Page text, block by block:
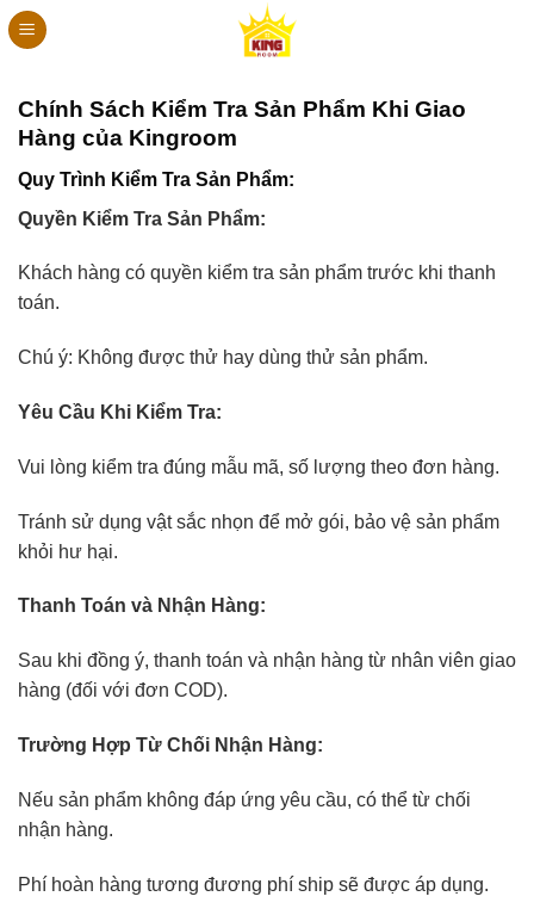
Bỏ
qua
dungChính Sách Kiểm Tra Sản Phẩm Khi Giao
Hàng của Kingroom
Quy Trình Kiểm Tra Sản Phẩm:
Quyền Kiểm Tra Sản Phẩm:
Khách hàng có quyền kiểm tra sản phẩm trước khi thanh
toán.
Chú ý: Không được thử hay dùng thử sản phẩm.
Yêu Cầu Khi Kiểm Tra:
Vui lòng kiểm tra đúng mẫu mã, số lượng theo đơn hàng.
Tránh sử dụng vật sắc nhọn để mở gói, bảo vệ sản phẩm
khỏi hư hại.
Thanh Toán và Nhận Hàng:
Sau khi đồng ý, thanh toán và nhận hàng từ nhân viên giao
hàng (đối với đơn COD).
Trường Hợp Từ Chối Nhận Hàng:
Nếu sản phẩm không đáp ứng yêu cầu, có thể từ chối
nhận hàng.
Phí hoàn hàng tương đương phí ship sẽ được áp dụng.